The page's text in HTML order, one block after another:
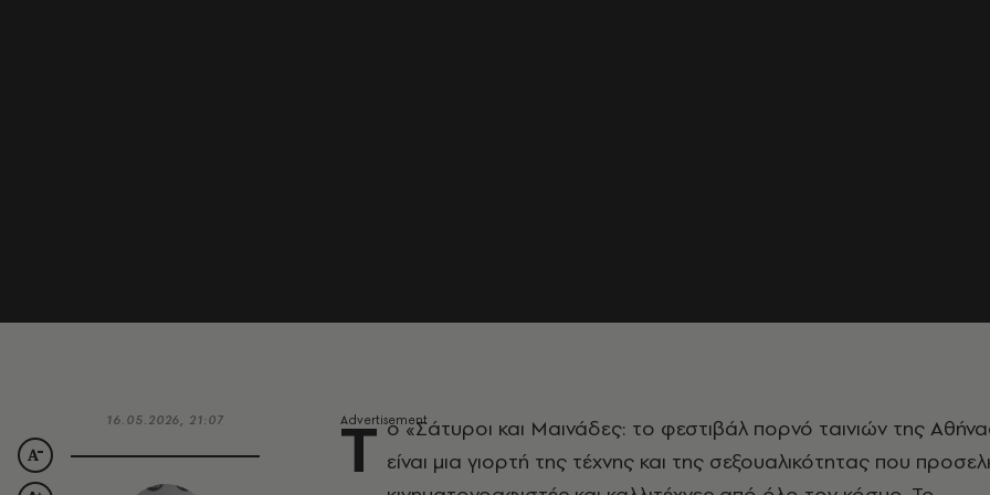
16.05.2026, 21:07 Τ ο «Σάτυροι και Μαινάδες: το φεστιβάλ πορνό ταινιών της
είναι μια γιορτή της τέχνης και της σεξουαλικότητας που